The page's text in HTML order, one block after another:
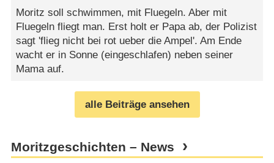
Moritz soll schwimmen, mit Fluegeln. Aber mit
Fluegeln fliegt man. Erst holt er Papa ab, der Polizist
sagt 'flieg nicht bei rot ueber die Ampel'. Am Ende
wacht er in Sonne (eingeschlafen) neben seiner
Mama auf.
alle Beiträge ansehen
Moritzgeschichten – News